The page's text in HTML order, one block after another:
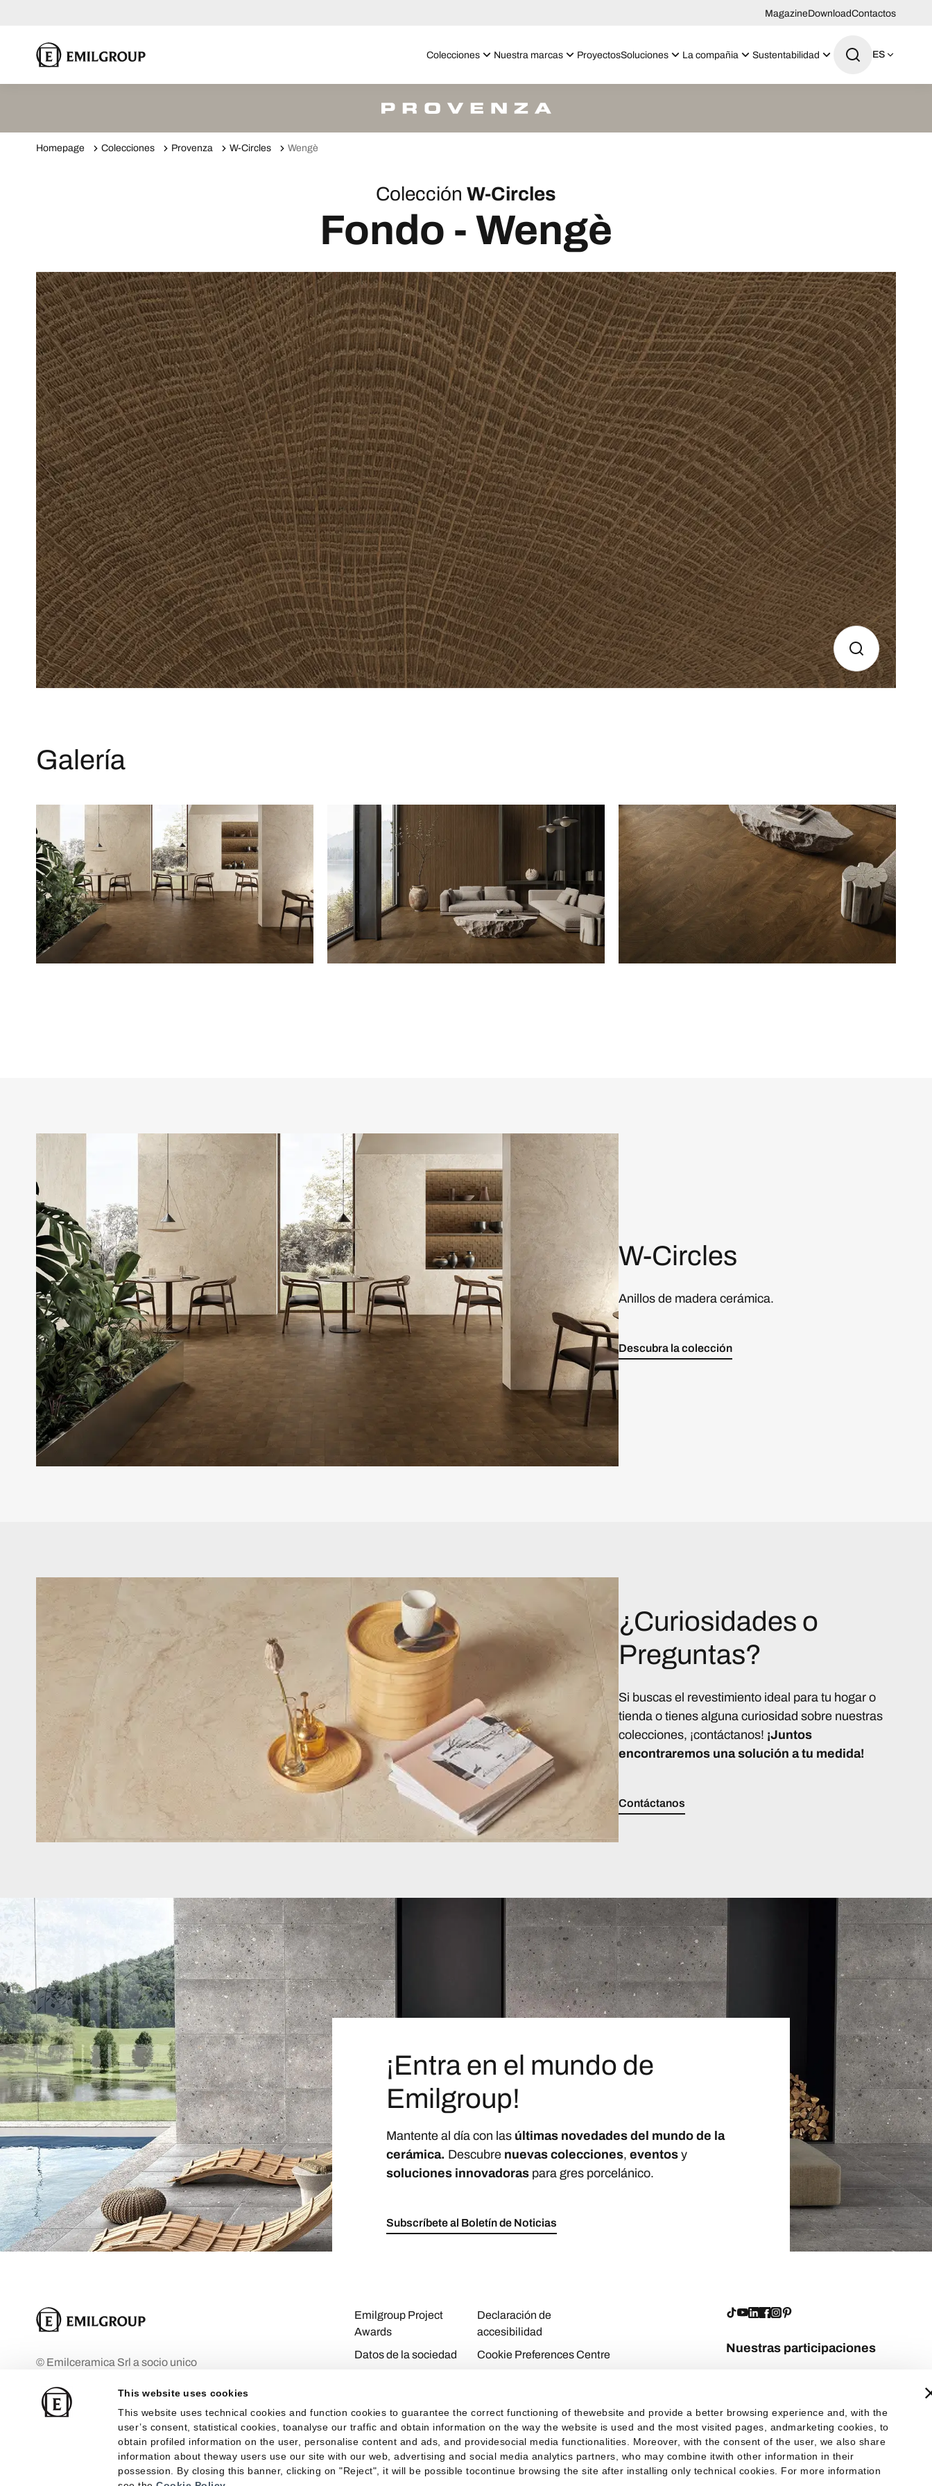
This website uses cookies
This website uses technical cookies and function cookies to guarantee the correct functioning of thewebsite and provide a better browsing experience and, with the
user’s consent, statistical cookies, toanalyse our traffic and obtain information on the way the website is used and the most visited pages, andmarketing cookies, to
obtain profiled information on the user, personalise content and ads, and providesocial media functionalities. Moreover, with the consent of the user, we also share
information about theway users use our site with our web, advertising and social media analytics partners, who may combine itwith other information in their
possession. By closing this banner, clicking on "Reject", it will be possible tocontinue browsing the site after installing only technical cookies. For more information
MagazineDownloadContactos
Colecciones Nuestra marcas ProyectosSoluciones La compañia Sustentabilidad ES
Homepage Colecciones Provenza W-Circles Wengè
Colección W-Circles
Fondo - Wengè
Galería
W-Circles
Anillos de madera cerámica.
Descubra la colección
¿Curiosidades o
Preguntas?
Si buscas el revestimiento ideal para tu hogar o
tienda o tienes alguna curiosidad sobre nuestras
colecciones, ¡contáctanos! ¡Juntos
encontraremos una solución a tu medida!
Contáctanos
¡Entra en el mundo de
Emilgroup!
Mantente al día con las últimas novedades del mundo de la
cerámica. Descubre nuevas colecciones, eventosy
soluciones innovadoraspara gres porcelánico.
Subscríbete al Boletín de Noticias
© Emilceramica Srl a socio unico
Empresa bajo la dirección y coordinación
de Mohawk Industries Inc. Fiorano
Modenese (MO), Via Ghiarola Nuova n.
29 Capital social: 10.000.000 €
totalmente desembolsados
Emilgroup Project
Awards
Datos de la sociedad
Trabaja con nosotros
Personal Area
Declaración de
accesibilidad
Cookie Preferences Centre
Privacy
Nuestras participaciones